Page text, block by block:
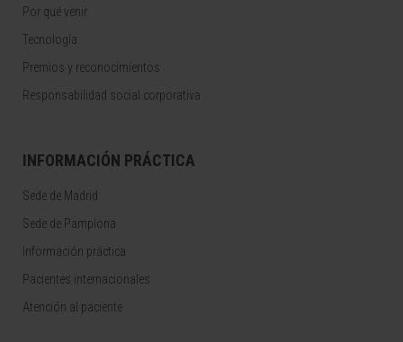
Por qué venir
Tecnología
Premios y reconocimientos
Responsabilidad social corporativa
INFORMACIÓN PRÁCTICA
Sede de Madrid
Sede de Pamplona
Información práctica
Pacientes internacionales
Atención al paciente